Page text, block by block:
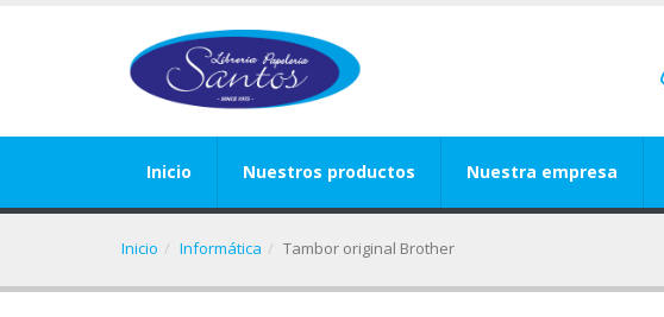
Inicio Nuestros productos Nuestra empresa
Inicio Informática Tambor original Brother